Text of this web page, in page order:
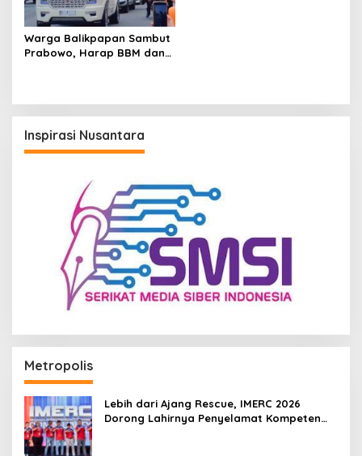
Warga Balikpapan Sambut
Prabowo, Harap BBM dan
Inspirasi Nusantara
Metropolis
Lebih dari Ajang Rescue, IMERC 2026
Dorong Lahirnya Penyelamat Kompeten